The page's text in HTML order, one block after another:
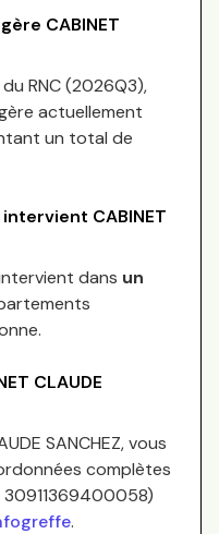
CABINET
RNC (2026Q3),
actuellement
un total de
intervient CABINET
dans un
.
CLAUDE
SANCHEZ, vous
complètes
30911369400058)
.